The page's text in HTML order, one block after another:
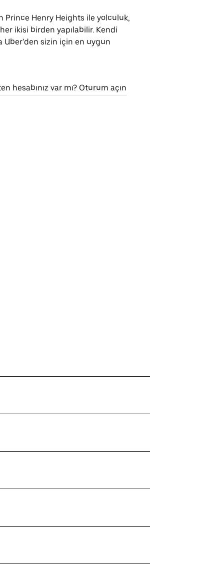
Prince Henry Heights ile yolculuk,
ikisi birden yapılabilir. Kendi
Uber’den sizin için en uygun
hesabınız var mı? Oturum açın